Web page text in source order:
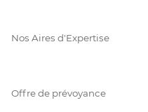
Nos Aires d'Expertise
Offre de prévoyance